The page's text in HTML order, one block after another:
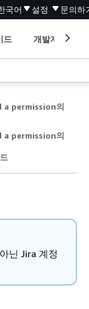
국어 설정 문의하
드 개발자 도구
a permission의
a permission의
닌 Jira 계정